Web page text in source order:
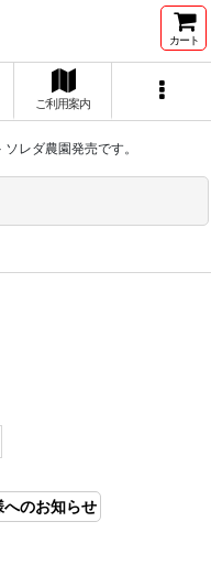
カート
ご利用案内
ソレダ農園発売です。
のお知らせ